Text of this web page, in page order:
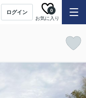
ログイン
お気に入り
0